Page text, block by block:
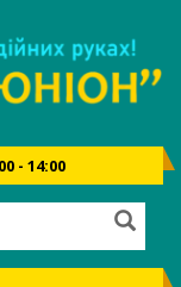
- 14:00